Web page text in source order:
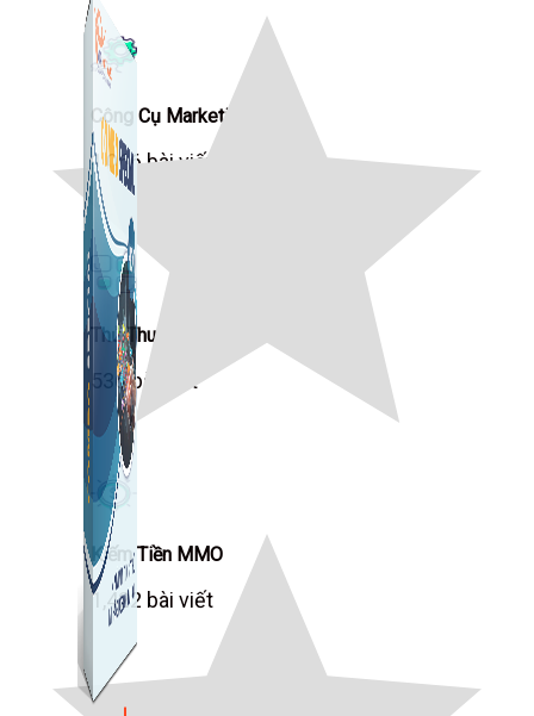
Công Cụ Marketing
1,066 bài viết
Thủ Thuật Facebook
536 bài viết
Kiếm Tiền MMO
1,422 bài viết